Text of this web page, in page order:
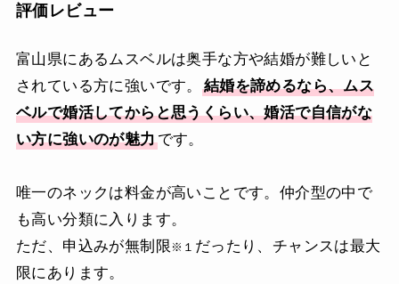
評価レビュー
富山県にあるムスベルは奥手な方や結婚が難しいと
されている方に強いです。
結婚を諦めるなら、ムス
ベルで婚活してからと思うくらい、婚活で自信がな
い方に強いのが魅力です。
唯一のネックは料金が高いことです。仲介型の中で
も高い分類に入ります。
ただ、申込みが無制限 ※１ だったり、チャンスは最大
限にあります。